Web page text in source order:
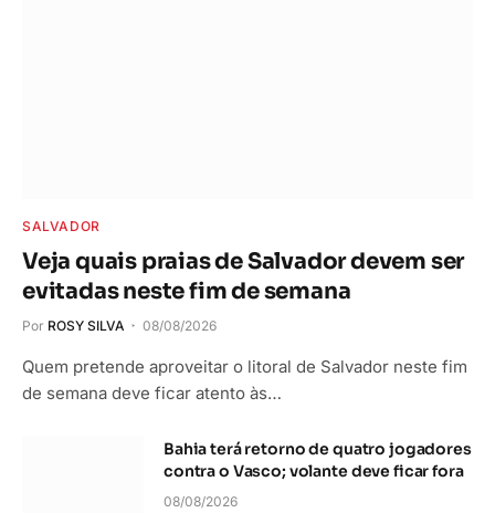
SALVADOR
Veja quais praias de Salvador devem ser
evitadas neste fim de semana
Por ROSY SILVA 08/08/2026
Quem pretende aproveitar o litoral de Salvador neste fim
de semana deve ficar atento às…
Bahia terá retorno de quatro jogadores
contra o Vasco; volante deve ficar fora
08/08/2026